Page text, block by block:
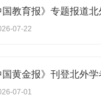
07-22
07-01